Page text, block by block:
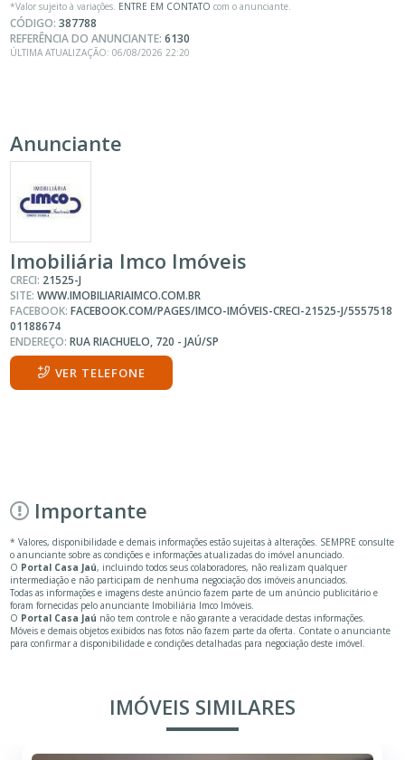
*Valor sujeito à variações. ENTRE EM CONTATO com o anunciante.
CÓDIGO:387788
REFERÊNCIA DO ANUNCIANTE:6130
ÚLTIMA ATUALIZAÇÃO: 06/08/2026 22:20
Anunciante
Imobiliária Imco Imóveis
CRECI: 21525-J
SITE:WWW.IMOBILIARIAIMCO.COM.BR
FACEBOOK:FACEBOOK.COM/PAGES/IMCO-IMÓVEIS-CRECI-21525-J/5557518
01188674
ENDEREÇO:RUA RIACHUELO, 720 - JAÚ/SP
VER TELEFONE
Importante
* Valores, disponibilidade e demais informações estão sujeitas à alterações. SEMPRE consulte
o anunciante sobre as condições e informações atualizadas do imóvel anunciado.
O Portal Casa Jaú, incluindo todos seus colaboradores, não realizam qualquer
intermediação e não participam de nenhuma negociação dos imóveis anunciados.
Todas as informações e imagens deste anúncio fazem parte de um anúncio publicitário e
foram fornecidas pelo anunciante Imobiliária Imco Imóveis.
O Portal Casa Jaú não tem controle e não garante a veracidade destas informações.
Móveis e demais objetos exibidos nas fotos não fazem parte da oferta. Contate o anunciante
para confirmar a disponibilidade e condições detalhadas para negociação deste imóvel.
IMÓVEIS SIMILARES